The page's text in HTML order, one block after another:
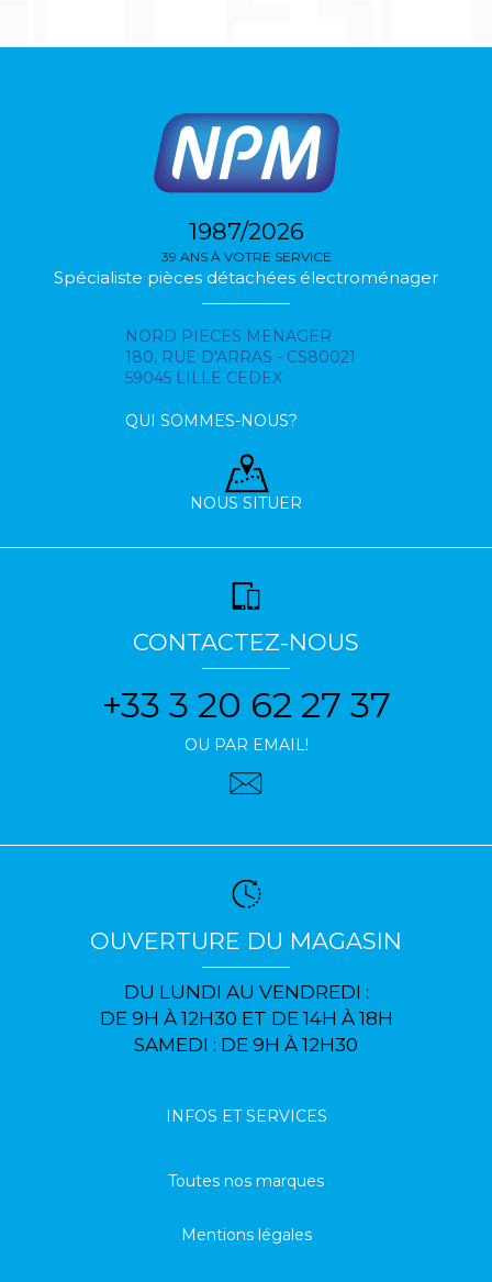
1987/2026
39 ANS À VOTRE SERVICE
Spécialiste pièces détachées électroménager
NORD PIECES MENAGER
180, RUE D'ARRAS - CS80021
59045 LILLE CEDEX
QUI SOMMES-NOUS?
NOUS SITUER
CONTACTEZ-NOUS
+33 3 20 62 27 37
OU PAR EMAIL!
OUVERTURE DU MAGASIN
DU LUNDI AU VENDREDI :
DE 9H À 12H30 ET DE 14H À 18H
SAMEDI : DE 9H À 12H30
INFOS ET SERVICES
Toutes nos marques
Mentions légales